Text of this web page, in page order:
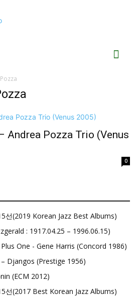
Andrea Pozza Trio (Venus
0
선(2019 Korean Jazz Best Albums)
: 1917.04.25 – 1996.06.15)
One - Gene Harris (Concord 1986)
Djangos (Prestige 1956)
(ECM 2012)
선(2017 Best Korean Jazz Albums)